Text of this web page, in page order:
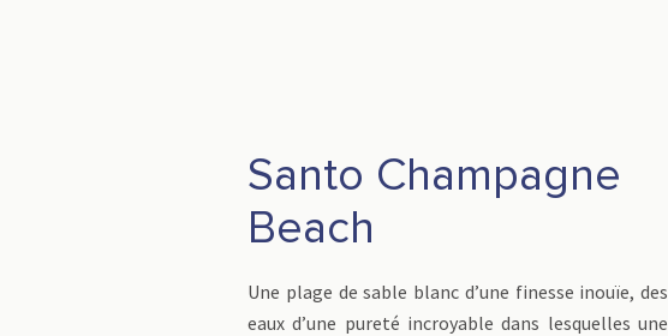
Santo Champagne
Beach
Une plage de sable blanc d’une finesse inouïe, des
eaux d’une pureté incroyable dans lesquelles une